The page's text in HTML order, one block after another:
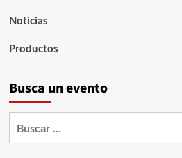
Noticias
Productos
Busca un evento